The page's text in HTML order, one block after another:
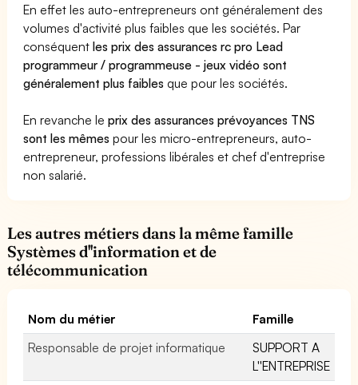
En effet les auto-entrepreneurs ont généralement des
volumes d'activité plus faibles que les sociétés. Par
conséquentles prix des assurances rc pro Lead
programmeur / programmeuse - jeux vidéo sont
généralement plus faibles que pour les sociétés.
En revanche leprix des assurances prévoyances TNS
sont les mêmes pour les micro-entrepreneurs, auto-
entrepreneur, professions libérales et chef d'entreprise
non salarié.
Les autres métiers dans la même famille
Systèmes d''information et de
télécommunication
Nom du métier
Famille
Responsable de projet informatique
SUPPORT A
L''ENTREPRISE